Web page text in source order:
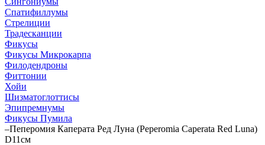
Спатифиллумы
Стрелиции
Традесканции
Фикусы
Фикусы Микрокарпа
Филодендроны
Фиттонии
Хойи
Шизматоглоттисы
Эпипремнумы
Фикусы Пумила
–Пеперомия Каперата Ред Луна (Peperomia Caperata Red Luna)
D11см